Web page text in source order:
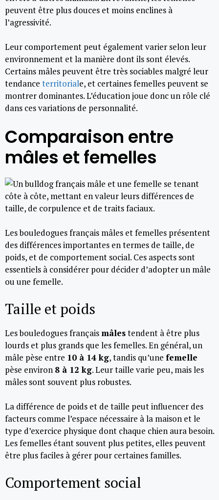
peuvent être plus douces et moins enclines à
l’agressivité.
Leur comportement peut également varier selon leur
environnement et la manière dont ils sont élevés.
Certains mâles peuvent être très sociables malgré leur
tendance territoriale, et certaines femelles peuvent se
montrer dominantes. L’éducation joue donc un rôle clé
dans ces variations de personnalité.
Comparaison entre
mâles et femelles
Les bouledogues français mâles et femelles présentent
des différences importantes en termes de taille, de
poids, et de comportement social. Ces aspects sont
essentiels à considérer pour décider d’adopter un mâle
ou une femelle.
Taille et poids
Les bouledogues français mâlestendent à être plus
lourds et plus grands que les femelles. En général, un
mâle pèse entre 10 à 14 kg, tandis qu’une femelle
pèse environ 8 à 12 kg. Leur taille varie peu, mais les
mâles sont souvent plus robustes.
La différence de poids et de taille peut influencer des
facteurs comme l’espace nécessaire à la maison et le
type d’exercice physique dont chaque chien aura besoin.
Les femelles étant souvent plus petites, elles peuvent
être plus faciles à gérer pour certaines familles.
Comportement social